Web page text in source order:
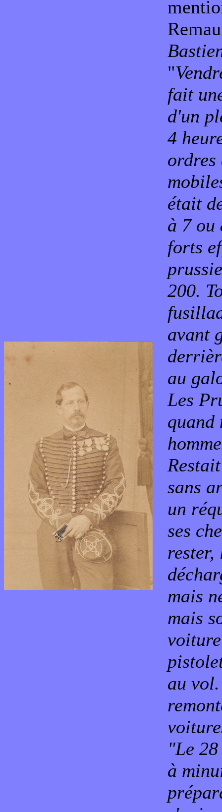
"
fait
d'un
4
était
à 7 ou
forts
200.
avant
au
Les
quand
sans
un
ses
rester,
mais
mais
au
"Le
à